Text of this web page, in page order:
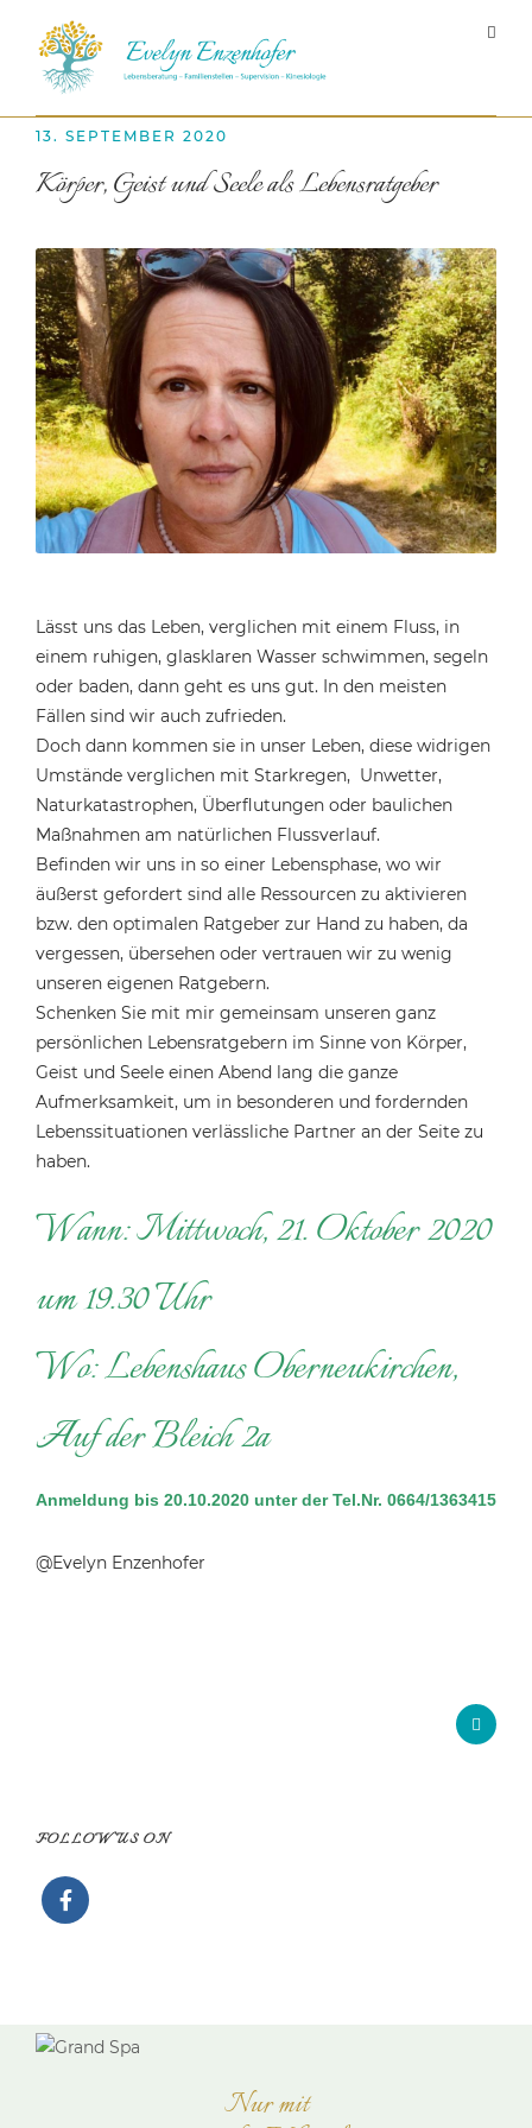
13. SEPTEMBER 2020
Körper, Geist und Seele als Lebensratgeber
Lässt uns das Leben, verglichen mit einem Fluss, in
einem ruhigen, glasklaren Wasser schwimmen, segeln
oder baden, dann geht es uns gut. In den meisten
Fällen sind wir auch zufrieden.
Doch dann kommen sie in unser Leben, diese widrigen
Umstände verglichen mit Starkregen, Unwetter,
Naturkatastrophen, Überflutungen oder baulichen
Maßnahmen am natürlichen Flussverlauf.
Befinden wir uns in so einer Lebensphase, wo wir
äußerst gefordert sind alle Ressourcen zu aktivieren
bzw. den optimalen Ratgeber zur Hand zu haben, da
vergessen, übersehen oder vertrauen wir zu wenig
unseren eigenen Ratgebern.
Schenken Sie mit mir gemeinsam unseren ganz
persönlichen Lebensratgebern im Sinne von Körper,
Geist und Seele einen Abend lang die ganze
Aufmerksamkeit, um in besonderen und fordernden
Lebenssituationen verlässliche Partner an der Seite zu
haben.
Wann: Mittwoch, 21. Oktober 2020
um 19.30 Uhr
Wo: Lebenshaus Oberneukirchen,
Auf der Bleich 2a
Anmeldung bis 20.10.2020 unter der Tel.Nr. 0664/1363415
@Evelyn Enzenhofer
FOLLOW US ON
Nur mit